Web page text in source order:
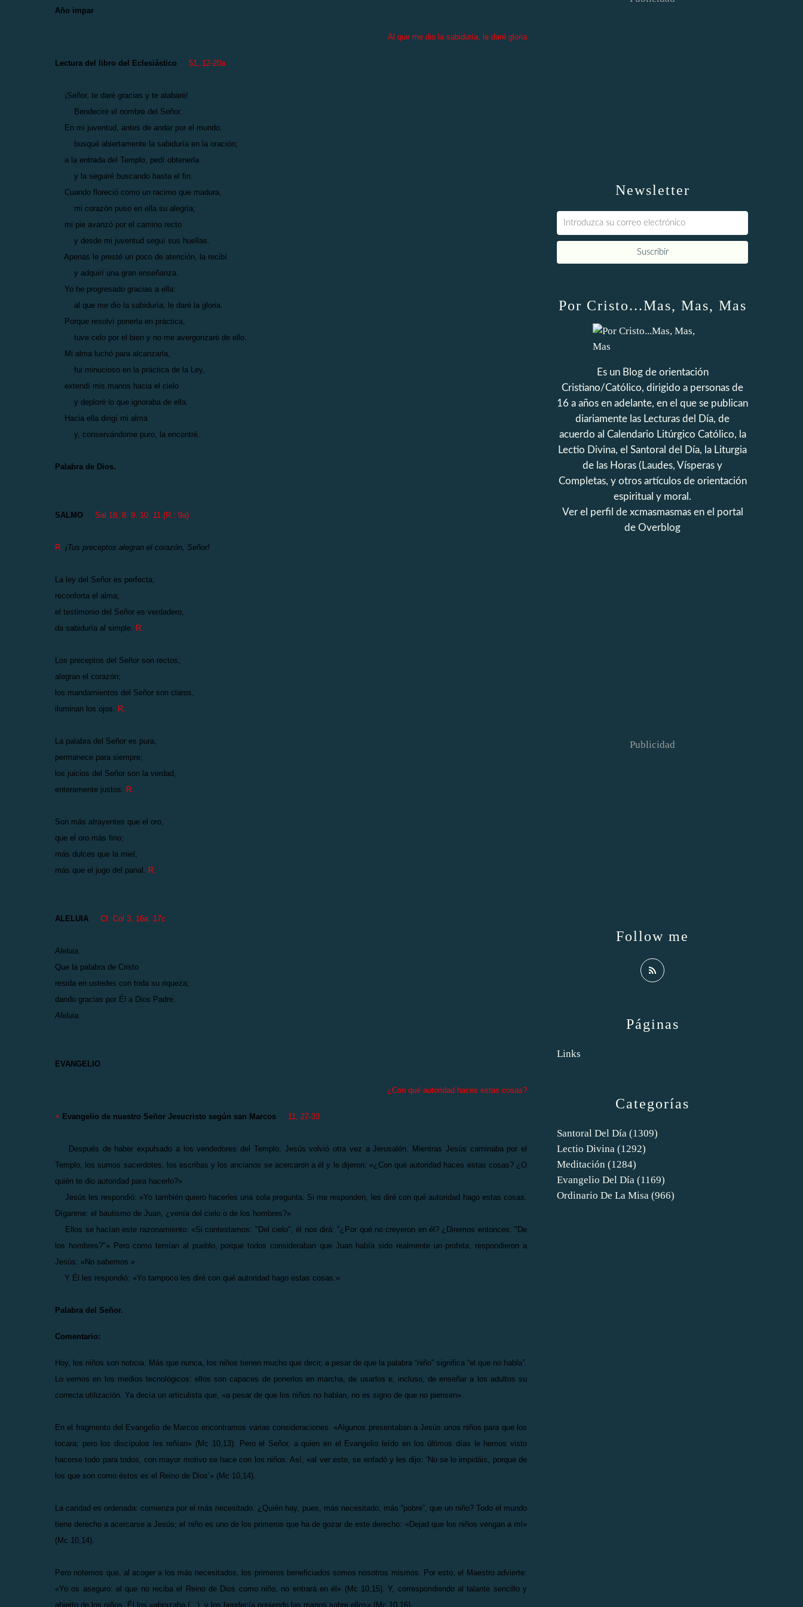
Año impar
Al que me dio la sabiduría, le daré gloria
Lectura del libro del Eclesiástico 51, 12-20a
¡Señor, te daré gracias y te alabaré!
Bendeciré el nombre del Señor.
En mi juventud, antes de andar por el mundo,
busqué abiertamente la sabiduría en la oración;
a la entrada del Templo, pedí obtenerla
y la seguiré buscando hasta el fin.
Cuando floreció como un racimo que madura,
mi corazón puso en ella su alegría;
mi pie avanzó por el camino recto
y desde mi juventud seguí sus huellas.
Apenas le presté un poco de atención, la recibí
y adquirí una gran enseñanza.
Yo he progresado gracias a ella:
al que me dio la sabiduría, le daré la gloria.
Porque resolví ponerla en práctica,
tuve celo por el bien y no me avergonzaré de ello.
Mi alma luchó para alcanzarla,
fui minucioso en la práctica de la Ley,
extendí mis manos hacia el cielo
y deploré lo que ignoraba de ella.
Hacia ella dirigí mi alma
y, conservándome puro, la encontré.
Palabra de Dios.
SALMO Sal 18, 8. 9. 10. 11 (R.: 9a)
R. ¡Tus preceptos alegran el corazón, Señor!
La ley del Señor es perfecta,
reconforta el alma;
el testimonio del Señor es verdadero,
da sabiduría al simple.
R.
Los preceptos del Señor son rectos,
alegran el corazón;
los mandamientos del Señor son claros,
iluminan los ojos.
R.
La palabra del Señor es pura,
permanece para siempre;
los juicios del Señor son la verdad,
enteramente justos.
R.
Son más atrayentes que el oro,
que el oro más fino;
más dulces que la miel,
más que el jugo del panal.
R.
ALELUIA Cf. Col 3, 16a. 17c
Aleluia.
Que la palabra de Cristo
resida en ustedes con toda su riqueza;
dando gracias por Él a Dios Padre.
Aleluia.
EVANGELIO
¿Con qué autoridad haces estas cosas?
+ Evangelio de nuestro Señor Jesucristo según san Marcos 11, 27-33
Después de haber expulsado a los vendedores del Templo, Jesús volvió otra vez a Jerusalén. Mientras Jesús caminaba por el
Templo, los sumos sacerdotes, los escribas y los ancianos se acercaron a él y le dijeron: «¿Con qué autoridad haces estas cosas? ¿O
quién te dio autoridad para hacerlo?»
Jesús les respondió: «Yo también quiero hacerles una sola pregunta. Si me responden, les diré con qué autoridad hago estas cosas.
Díganme: el bautismo de Juan, ¿venía del cielo o de los hombres?»
Ellos se hacían este razonamiento: «Si contestamos: "Del cielo", él nos dirá: "¿Por qué no creyeron en él? ¿Diremos entonces: "De
los hombres?"» Pero como temían al pueblo, porque todos consideraban que Juan había sido realmente un profeta, respondieron a
Jesús: «No sabemos.»
Y Él les respondió: «Yo tampoco les diré con qué autoridad hago estas cosas.»
Palabra del Señor.
Comentario:
Hoy, los niños son noticia. Más que nunca, los niños tienen mucho que decir, a pesar de que la palabra “niño” significa “el que no habla”.
Lo vemos en los medios tecnológicos: ellos son capaces de ponerlos en marcha, de usarlos e, incluso, de enseñar a los adultos su
correcta utilización. Ya decía un articulista que, «a pesar de que los niños no hablan, no es signo de que no piensen».
En el fragmento del Evangelio de Marcos encontramos varias consideraciones. «Algunos presentaban a Jesús unos niños para que los
tocara; pero los discípulos les reñían» (Mc 10,13). Pero el Señor, a quien en el Evangelio leído en los últimos días le hemos visto
hacerse todo para todos, con mayor motivo se hace con los niños. Así, «al ver esto, se enfadó y les dijo: ‘No se lo impidáis, porque de
los que son como éstos es el Reino de Dios’» (Mc 10,14).
La caridad es ordenada: comienza por el más necesitado. ¿Quién hay, pues, más necesitado, más “pobre”, que un niño? Todo el mundo
tiene derecho a acercarse a Jesús; el niño es uno de los primeros que ha de gozar de este derecho: «Dejad que los niños vengan a mí»
(Mc 10,14).
Pero notemos que, al acoger a los más necesitados, los primeros beneficiados somos nosotros mismos. Por esto, el Maestro advierte:
«Yo os aseguro: el que no reciba el Reino de Dios como niño, no entrará en él» (Mc 10,15). Y, correspondiendo al talante sencillo y
abierto de los niños, Él los «abrazaba (...), y los bendecía poniendo las manos sobre ellos» (Mc 10,16).
Newsletter
Categorías
Santoral Del Día (1309)
Lectio Divina (1292)
Meditación (1284)
Evangelio Del Día (1169)
Ordinario De La Misa (966)
Páginas
Links
Por Cristo...Mas, Mas, Mas
Es un Blog de orientación
Cristiano/Católico, dirigido a personas de
16 a años en adelante, en el que se publican
diariamente las Lecturas del Día, de
acuerdo al Calendario Litúrgico Católico, la
Lectio Divina, el Santoral del Día, la Liturgia
de las Horas (Laudes, Vísperas y
Completas, y otros artículos de orientación
espiritual y moral.
Ver el perfil de xcmasmasmasen el portal
de Overblog
Follow me
Publicidad